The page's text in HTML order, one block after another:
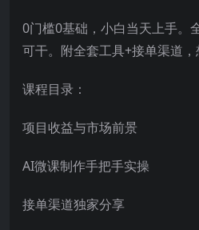
0门槛0基础，小白当天上手。
可干。附全套工具+接单渠道
课程目录：
项目收益与市场前景
AI微课制作手把手实操
接单渠道独家分享